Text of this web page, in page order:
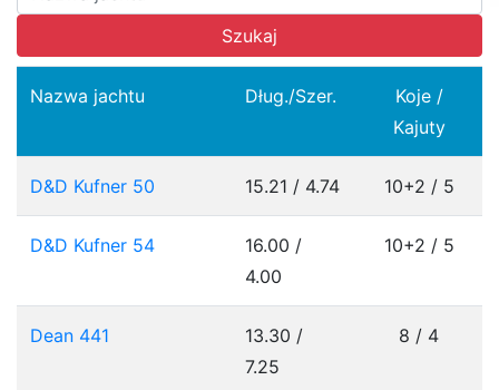
Szukaj
Nazwa jachtu Dług./Szer.
Koje /
Kajuty
D&D Kufner 50 15.21 / 4.74 10+2 / 5
D&D Kufner 54
16.00 /
4.00
10+2 / 5
Dean 441
13.30 /
7.25
8 / 4